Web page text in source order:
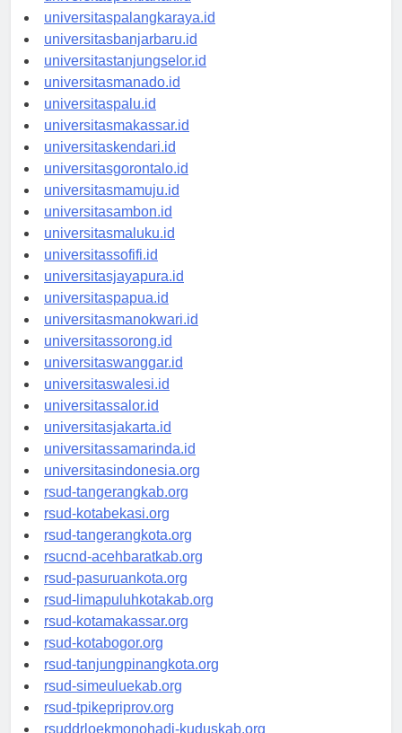
universitaspontianak.id
universitaspalangkaraya.id
universitasbanjarbaru.id
universitastanjungselor.id
universitasmanado.id
universitaspalu.id
universitasmakassar.id
universitaskendari.id
universitasgorontalo.id
universitasmamuju.id
universitasambon.id
universitasmaluku.id
universitassofifi.id
universitasjayapura.id
universitaspapua.id
universitasmanokwari.id
universitassorong.id
universitaswanggar.id
universitaswalesi.id
universitassalor.id
universitasjakarta.id
universitassamarinda.id
universitasindonesia.org
rsud-tangerangkab.org
rsud-kotabekasi.org
rsud-tangerangkota.org
rsucnd-acehbaratkab.org
rsud-pasuruankota.org
rsud-limapuluhkotakab.org
rsud-kotamakassar.org
rsud-kotabogor.org
rsud-tanjungpinangkota.org
rsud-simeuluekab.org
rsud-tpikepriprov.org